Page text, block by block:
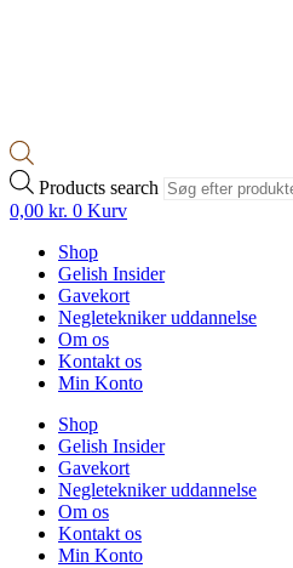
Products search
0,00 kr. 0 Kurv
Shop
Gelish Insider
Gavekort
Negletekniker uddannelse
Om os
Kontakt os
Min Konto
Shop
Gelish Insider
Gavekort
Negletekniker uddannelse
Om os
Kontakt os
Min Konto